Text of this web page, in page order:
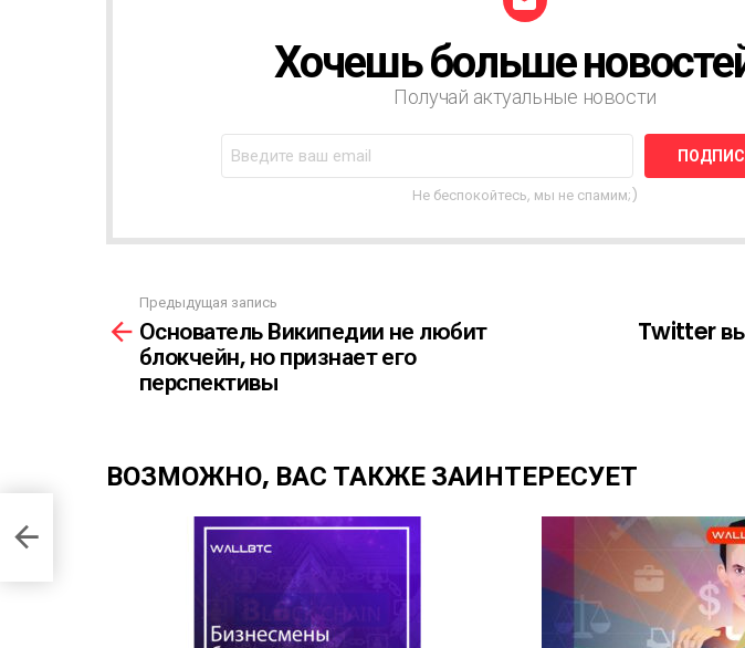
Я
С
С
Ы
Л
К
Хочешь больше
Получай актуальные новости
Не беспокойтесь, мы не спамим;)
м
ь
Предыдущая запись
Основатель Википедии не любит
блокчейн, но признает его
перспективы
Twitter
ВОЗМОЖНО, ВАС ТАКЖЕ ЗАИНТЕРЕСУЕТ